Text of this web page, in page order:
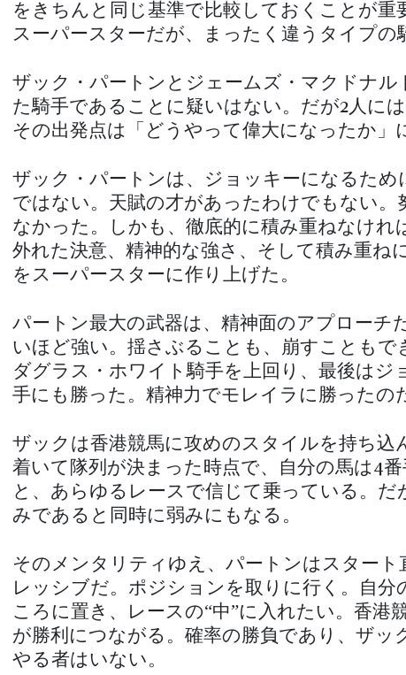
をきちんと同じ基準で比較しておくことが重
スーパースターだが、まったく違うタイプの
ザック・パートンとジェームズ・マクドナル
た騎手であることに疑いはない。だが2人に
その出発点は「どうやって偉大になったか」
ザック・パートンは、ジョッキーになるため
ではない。天賦の才があったわけでもない。
なかった。しかも、徹底的に積み重ねなけれ
外れた決意、精神的な強さ、そして積み重ね
をスーパースターに作り上げた。
パートン最大の武器は、精神面のアプローチ
いほど強い。揺さぶることも、崩すこともで
ダグラス・ホワイト騎手を上回り、最後はジ
手にも勝った。精神力でモレイラに勝ったの
ザックは香港競馬に攻めのスタイルを持ち込
着いて隊列が決まった時点で、自分の馬は4
と、あらゆるレースで信じて乗っている。だ
みであると同時に弱みにもなる。
そのメンタリティゆえ、パートンはスタート
レッシブだ。ポジションを取りに行く。自分
ころに置き、レースの“中”に入れたい。香港
が勝利につながる。確率の勝負であり、ザッ
やる者はいない。